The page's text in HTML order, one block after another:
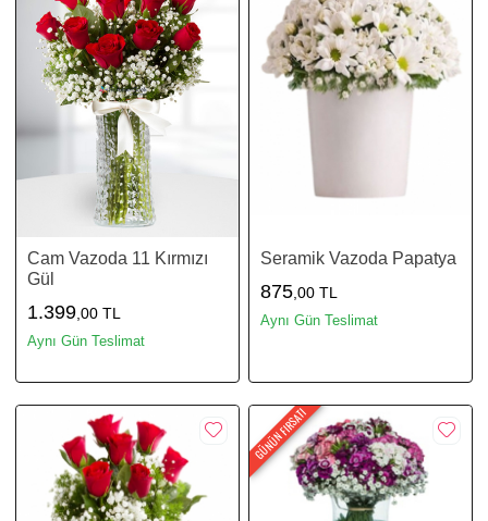
Cam Vazoda 11 Kırmızı
Gül
1.399,00 TL
Aynı Gün Teslimat
Seramik Vazoda Papatya
875,00 TL
Aynı Gün Teslimat
GÜNÜN FIRSATI